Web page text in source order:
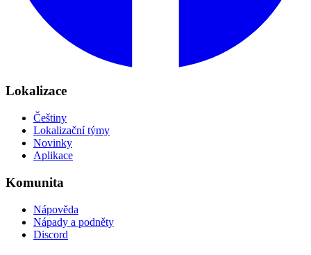
Lokalizace
Češtiny
Lokalizační týmy
Novinky
Aplikace
Komunita
Nápověda
Nápady a podněty
Discord